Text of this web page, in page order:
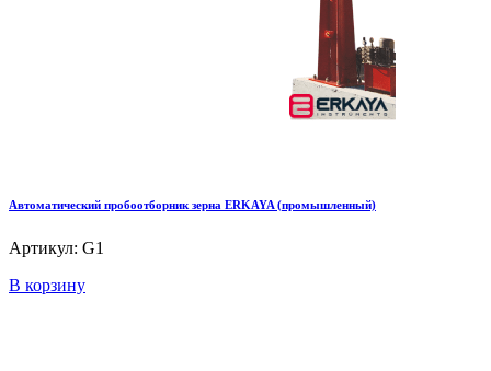
Автоматический пробоотборник зерна ERKAYA (промышленный)
Артикул: G1
В корзину